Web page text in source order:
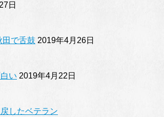
日
田で舌鼓 2019年4月26日
い 2019年4月22日
したベテラン